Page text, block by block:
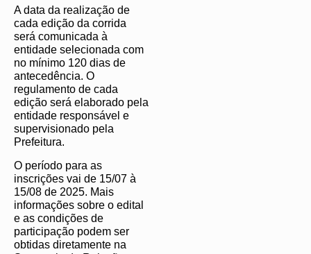
A data da realização de
cada edição da corrida
será comunicada à
entidade selecionada com
no mínimo 120 dias de
antecedência. O
regulamento de cada
edição será elaborado pela
entidade responsável e
supervisionado pela
Prefeitura.
O período para as
inscrições vai de 15/07 à
15/08 de 2025. Mais
informações sobre o edital
e as condições de
participação podem ser
obtidas diretamente na